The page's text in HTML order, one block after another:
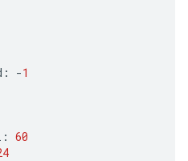
: -1
: 60